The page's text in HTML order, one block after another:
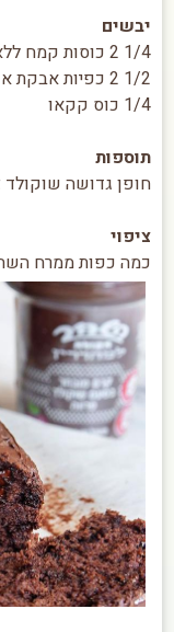
יבשים
1/4 2 כוסות קמח ללא גלוטן כשר לפסח*
1/2 2 כפיות אבקת אפייה
1/4 כוס קקאו
תוספות
חופן גדושה שוקולד
ציפוי
כמה כפות ממרח